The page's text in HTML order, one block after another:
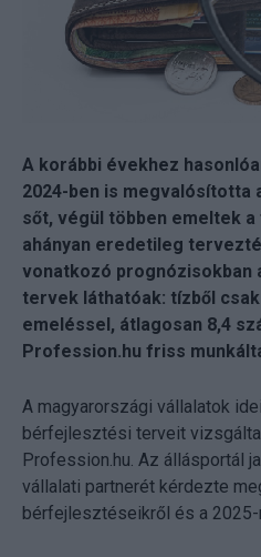
A korábbi évekhez
2024-ben is
sőt, végül többen emeltek
ahányan eredetileg
vonatkozó prognózisokban
tervek láthatóak: tízből
emeléssel, átlagosan 8,4
Profession.hu friss
A magyarországi vállalatok
bérfejlesztési terveit
Profession.hu. Az állásportál
vállalati partnerét kérdezte
bérfejlesztéseikről és a